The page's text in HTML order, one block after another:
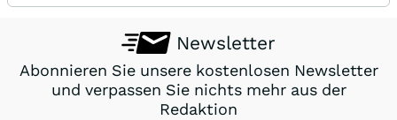
Newsletter
Abonnieren Sie unsere kostenlosen Newsletter
und verpassen Sie nichts mehr aus der
Redaktion